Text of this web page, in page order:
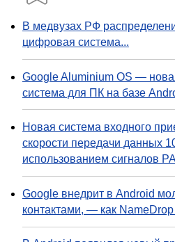
В медвузах РФ
цифровая система...
Google Aluminium OS —
система для ПК на базе
Новая система входного
скорости передачи данных
использованием сигналов
Google внедрит в Android
контактами, — как